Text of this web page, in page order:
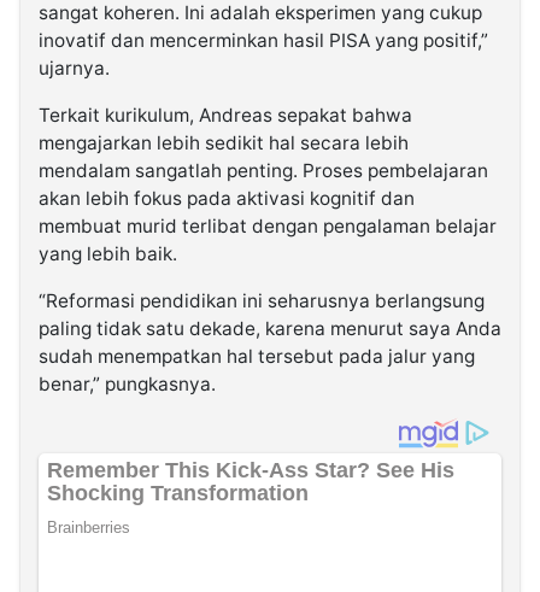
sangat koheren. Ini adalah eksperimen yang cukup
inovatif dan mencerminkan hasil PISA yang positif,”
ujarnya.
Terkait kurikulum, Andreas sepakat bahwa
mengajarkan lebih sedikit hal secara lebih
mendalam sangatlah penting. Proses pembelajaran
akan lebih fokus pada aktivasi kognitif dan
membuat murid terlibat dengan pengalaman belajar
yang lebih baik.
“Reformasi pendidikan ini seharusnya berlangsung
paling tidak satu dekade, karena menurut saya Anda
sudah menempatkan hal tersebut pada jalur yang
benar,” pungkasnya.